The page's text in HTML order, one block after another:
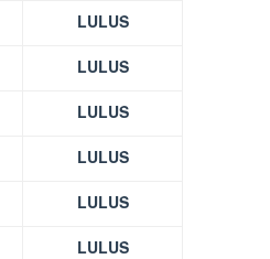
LULUS
LULUS
LULUS
LULUS
LULUS
LULUS